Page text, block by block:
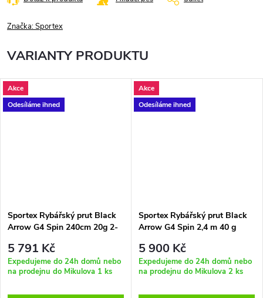
Značka:Sportex
VARIANTY PRODUKTU
Akce
Odesíláme ihned
Sportex Rybářský prut Black
Arrow G4 Spin 240cm 20g 2-
5 791 Kč
Expedujeme do 24h domů nebo
na prodejnu do Mikulova 1 ks
Akce
Odesíláme ihned
Sportex Rybářský prut Black
Arrow G4 Spin 2,4 m 40 g
5 900 Kč
Expedujeme do 24h domů nebo
na prodejnu do Mikulova 2 ks